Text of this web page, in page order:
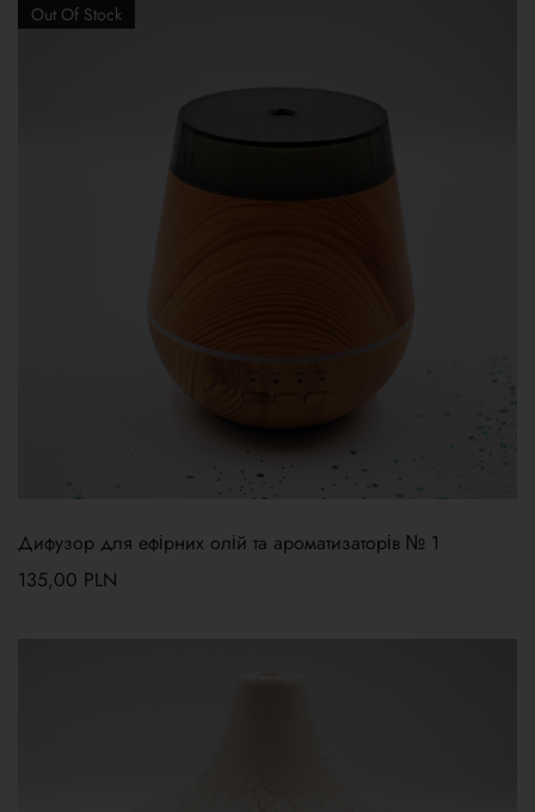
Out Of Stock
Дифузор для ефірних олій та ароматизаторів № 1
135,00 PLN